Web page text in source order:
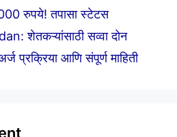
रुपये! तपासा स्टेटस
शेतकऱ्यांसाठी सव्वा दोन
प्रक्रिया आणि संपूर्ण माहिती